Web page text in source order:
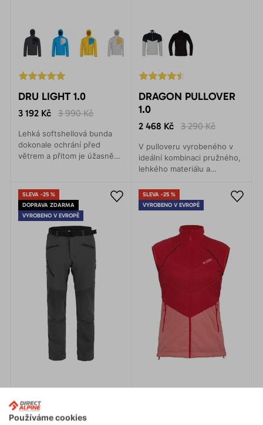
DRU LIGHT 1.0
3 192 Kč 3 990 Kč
Lehká softshellová bunda
dokonale ochrání před
větrem a přitom je úžasně
DRAGON PULLOVER
1.0
2 468 Kč 3 290 Kč
V pulloveru vyrobeného v
ideální kombinaci pružného,
lehkého materiálu a
vám bude příjemně teplo
bez pocitu pocení.
SLEVA -25 %
DOPRAVA ZDARMA
VYROBENO V EVROPĚ
SLEVA -25 %
VYROBENO V EVROPĚ
Používáme cookies